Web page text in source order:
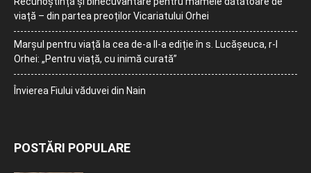
viață – din partea preoților Vicariatului Orhei
Marșul pentru viață la cea de-a II-a ediție în s. Lucășeuca, r-l
Orhei: „Pentru viață, cu inimă curată”
Învierea Fiului văduvei din Nain
POSTĂRI POPULARE